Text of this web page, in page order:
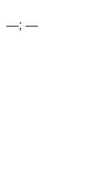
—; —